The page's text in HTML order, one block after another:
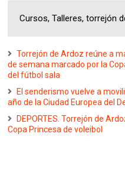
Cursos, Talleres, torrejón
Torrejón de Ardoz reúne a
de semana marcado por la
del fútbol sala
El senderismo vuelve a
año de la Ciudad Europea del
DEPORTES. Torrejón de
Copa Princesa de voleibol